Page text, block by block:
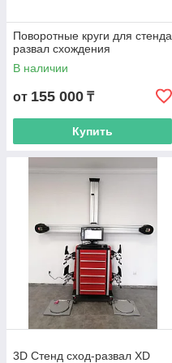
Поворотные круги для стенда
развал схождения
В наличии
от 155 000 ₸
Купить
3D Стенд сход-развал XD